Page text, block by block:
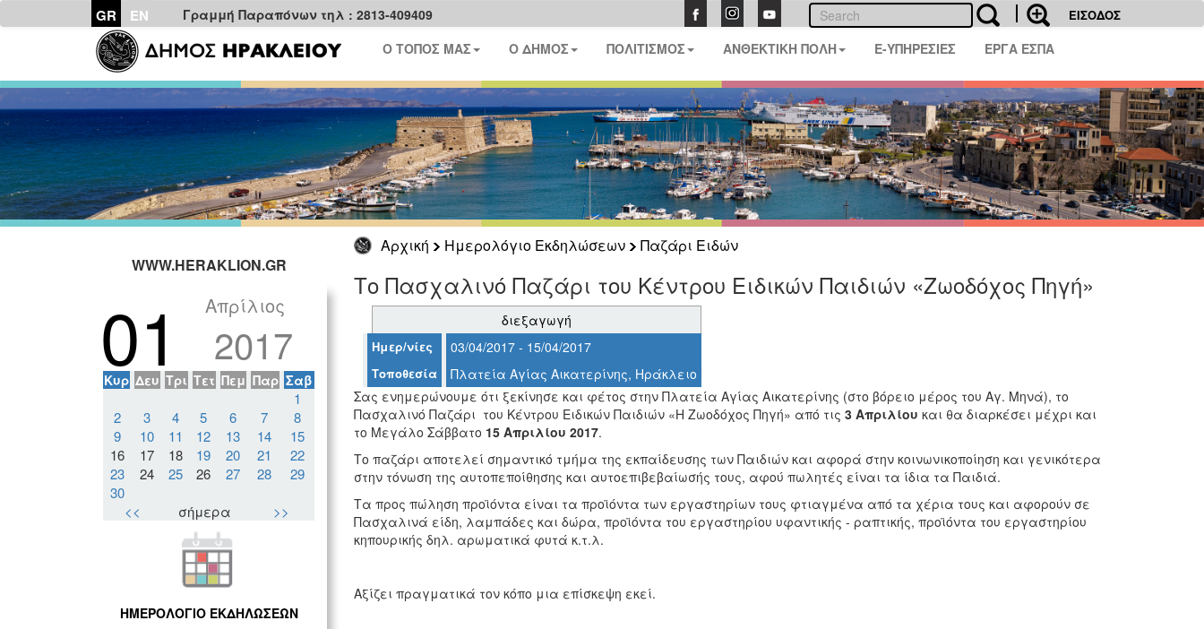
GR EN Γραμμή Παραπόνων τηλ : 2813-409409 ΕΙΣΟΔΟΣ
Ο ΤΟΠΟΣ ΜΑΣ Ο ΔΗΜΟΣ ΠΟΛΙΤΙΣΜΟΣ ΑΝΘΕΚΤΙΚΗ ΠΟΛΗ E-ΥΠΗΡΕΣΙΕΣ ΕΡΓΑ ΕΣΠΑ
Αρχική Ημερολόγιο Εκδηλώσεων
Παζάρι Ειδών
WWW.HERAKLION.GR
01 Απρίλιος
2017
Κυρ Δευ Τρι Τετ Πεμ Παρ Σαβ
1
2
3 4 5 6 7
8
9
10 11 12 13 14
15
16
17 18 19 20 21
22
23
24 25 26 27 28
29
30
<<
σήμερα >>
ΗΜΕΡΟΛΟΓΙΟ ΕΚΔΗΛΩΣΕΩΝ
Το Πασχαλινό Παζάρι του Κέντρου Ειδικών Παιδιών «Ζωοδόχος Πηγή»
διεξαγωγή
Ημερ/νίες 03/04/2017 - 15/04/2017
Τοποθεσία
Πλατεία Αγίας Αικατερίνης, Ηράκλειο
Σας ενημερώνουμε ότι ξεκίνησε και φέτος στην Πλατεία Αγίας Αικατερίνης (στο βόρειο μέρος του Αγ. Μηνά), το
Πασχαλινό Παζάρι του Κέντρου Ειδικών Παιδιών «Η Ζωοδόχος Πηγή» από τις 3 Απριλίου και θα διαρκέσει μέχρι και
το Μεγάλο Σάββατο 15 Απριλίου 2017.
Το παζάρι αποτελεί σημαντικό τμήμα της εκπαίδευσης των Παιδιών και αφορά στην κοινωνικοποίηση και γενικότερα
στην τόνωση της αυτοπεποίθησης και αυτοεπιβεβαίωσής τους, αφού πωλητές είναι τα ίδια τα Παιδιά.
Τα προς πώληση προϊόντα είναι τα προϊόντα των εργαστηρίων τους φτιαγμένα από τα χέρια τους και αφορούν σε
Πασχαλινά είδη, λαμπάδες και δώρα, προϊόντα του εργαστηρίου υφαντικής - ραπτικής, προϊόντα του εργαστηρίου
κηπουρικής δηλ. αρωματικά φυτά κ.τ.λ.
Αξίζει πραγματικά τον κόπο μια επίσκεψη εκεί.